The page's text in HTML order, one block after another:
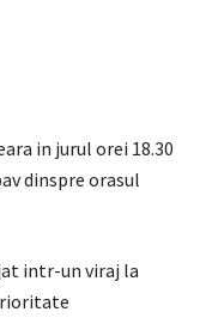
in jurul orei 18.30
dinspre orasul
intr-un viraj la